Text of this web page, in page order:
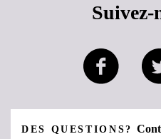
Suivez-
DES QUESTIONS?